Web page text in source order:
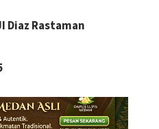
Diaz Rastaman